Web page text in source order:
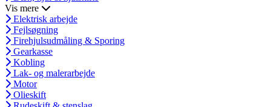
Vis mere
Elektrisk arbejde
Fejlsøgning
Firehjulsudmåling & Sporing
Gearkasse
Kobling
Lak- og malerarbejde
Motor
Olieskift